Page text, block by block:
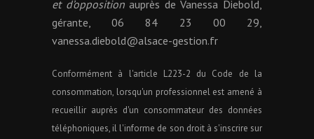
et d’oppositionauprès de Vanessa Diebold,
gérante, 06 84 23 00 29,
vanessa.diebold@alsace-gestion.fr
Conformément à l'article L223-2 du Code de la
consommation, lorsqu'un professionnel est amené à
recueillir auprès d'un consommateur des données
téléphoniques, il l'informe de son droit à s'inscrire sur